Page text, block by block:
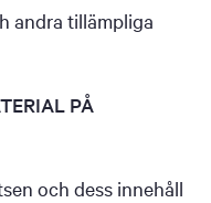
andra tillämpliga
PÅ
och dess innehåll